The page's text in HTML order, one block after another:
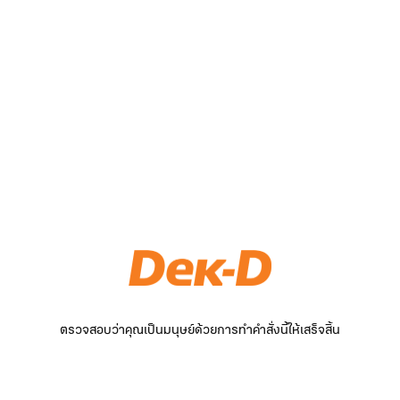
ตรวจสอบว่าคุณเป็นมนุษย์ด้วยการทำคำสั่งนี้ให้เสร็จสิ้น